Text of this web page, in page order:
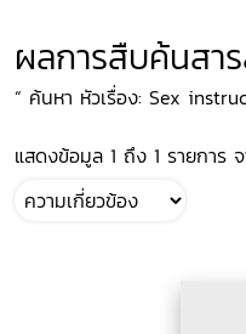
ผลการสืบค้นสา
“ ค้นหา หัวเรื่อง: Sex
แสดงข้อมูล 1 ถึง 1 รายการ